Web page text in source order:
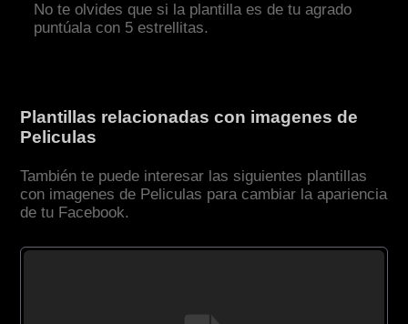
No te olvides que si la plantilla es de tu agrado
puntúala con 5 estrellitas.
Plantillas relacionadas con imagenes de
Peliculas
También te puede interesar las siguientes plantillas
con imagenes de Peliculas para cambiar la apariencia
de tu Facebook.